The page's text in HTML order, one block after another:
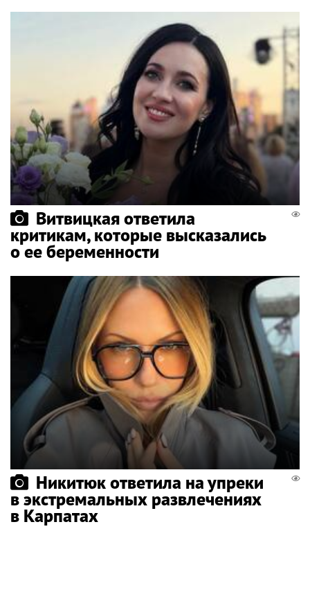
Витвицкая ответила
критикам, которые высказались
о ее беременности
Никитюк ответила на упреки
в экстремальных развлечениях
в Карпатах